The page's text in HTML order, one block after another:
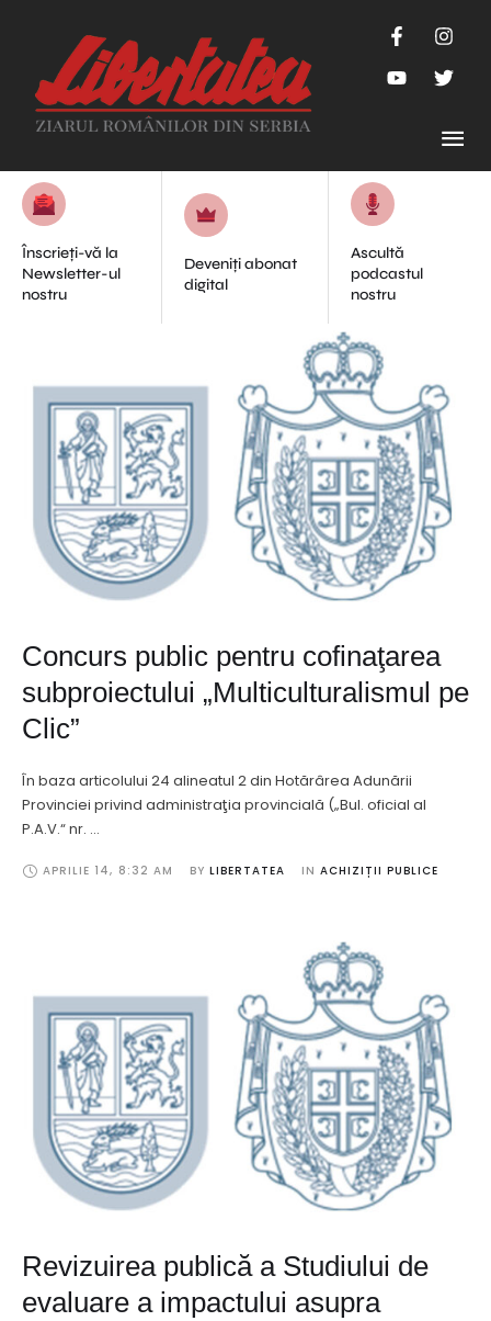
Înscrieți-vă la
Newsletter-ul
nostru
Deveniți abonat
digital
Ascultă
podcastul
nostru
Concurs public pentru cofinaţarea
subproiectului „Multiculturalismul pe
Clic”
În baza articolului 24 alineatul 2 din Hotărârea Adunării
Provinciei privind administraţia provincială („Bul. oficial al
P.A.V.“ nr. …
APRILIE 14, 8:32 AM BY LIBERTATEA IN ACHIZIȚII PUBLICE
Revizuirea publică a Studiului de
evaluare a impactului asupra